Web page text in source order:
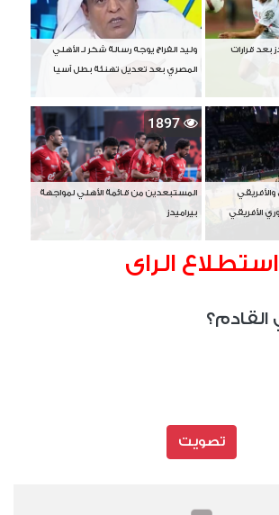
بعد قرارات وليد الفراج يوجه رسالة شكر لـ الأهلي
المصري بعد تعديل تهنئة بطل آسيا
والأفريقي
الأفريقي
1897
المستبعدين من قائمة الأهلي لمواجهة
بيراميدز
استطلاع الراى
القادم؟
تصويت